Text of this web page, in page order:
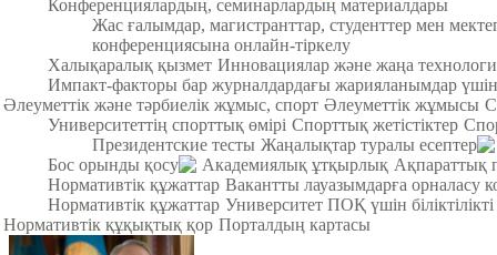
Конференциялардың, семинарлардың материалдары
Жас ғалымдар, магистранттар, студенттер мен
конференциясына онлайн-тіркелу
Халықаралық қызмет Инновациялар және жаңа
Импакт-факторы бар журналдардағы жарияланымдар үшін
Әлеуметтік және тәрбиелік жұмыс, спорт Әлеуметтік жұмысы
Университеттің спорттық өмірі Спорттық жетістіктер
Президентские тесты Жаңалықтар туралы есептер
Бос орынды қосу
Академиялық ұтқырлық Ақпараттық
Нормативтік құжаттар Вакантты лауазымдарға орналасу
Нормативтік құжаттар Университет ПОҚ үшін
Нормативтік құқықтық қор Порталдың картасы